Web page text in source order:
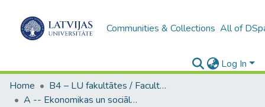
Communities & Collections All of
Log In
Home
B4 – LU fakultātes / Faculties of the UL
A -- Ekonomikas un sociālo zinātņu fakultāte / Faculty of Economics and Social Sciences